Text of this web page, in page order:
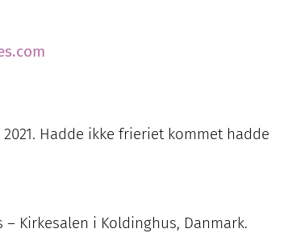
Hadde ikke frieriet kommet hadde
Kirkesalen i Koldinghus, Danmark.